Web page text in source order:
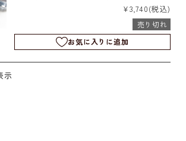
¥3,740(税込)
売り切れ
お気に入りに追加
示